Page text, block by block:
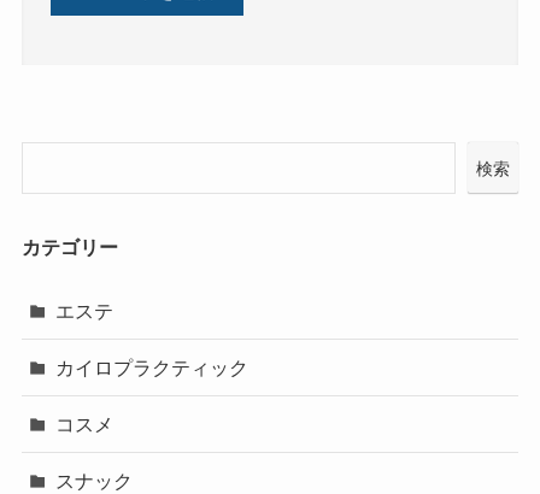
検索
カテゴリー
エステ
カイロプラクティック
コスメ
スナック